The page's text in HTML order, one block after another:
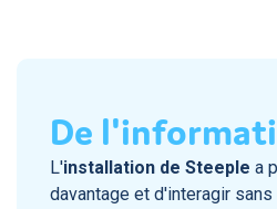
De
L'installation de Steeple a
davantage et d'interagir